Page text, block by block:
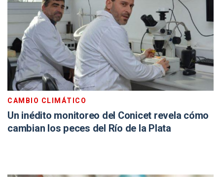
CAMBIO CLIMÁTICO
Un inédito monitoreo del Conicet revela cómo
cambian los peces del Río de la Plata